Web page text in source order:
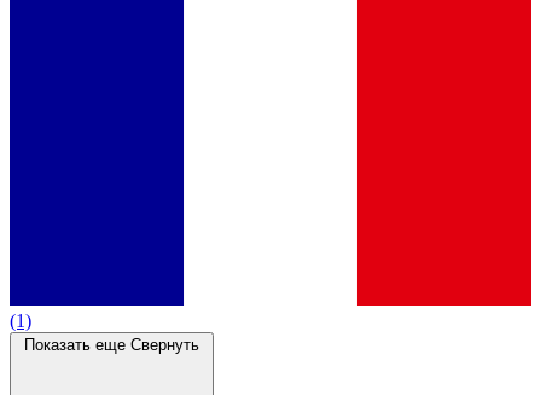
(1)
Показать еще Свернуть